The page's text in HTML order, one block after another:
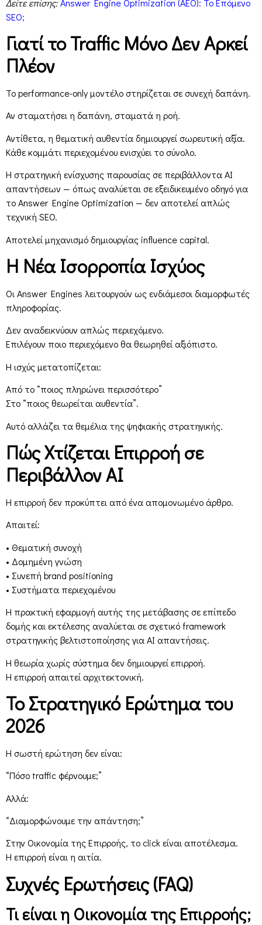
SEO;
Γιατί το Traffic Μόνο Δεν Αρκεί
Πλέον
Το performance-only μοντέλο στηρίζεται σε συνεχή δαπάνη.
Αν σταματήσει η δαπάνη, σταματά η ροή.
Αντίθετα, η θεματική αυθεντία δημιουργεί σωρευτική αξία.
Κάθε κομμάτι περιεχομένου ενισχύει το σύνολο.
Η στρατηγική ενίσχυσης παρουσίας σε περιβάλλοντα AI
απαντήσεων — όπως αναλύεται σε εξειδικευμένο οδηγό για
το Answer Engine Optimization — δεν αποτελεί απλώς
τεχνική SEO.
Αποτελεί μηχανισμό δημιουργίας influence capital.
Η Νέα Ισορροπία Ισχύος
Οι Answer Engines λειτουργούν ως ενδιάμεσοι διαμορφωτές
πληροφορίας.
Δεν αναδεικνύουν απλώς περιεχόμενο.
Επιλέγουν ποιο περιεχόμενο θα θεωρηθεί αξιόπιστο.
Η ισχύς μετατοπίζεται:
Από το “ποιος πληρώνει περισσότερο”
Στο “ποιος θεωρείται αυθεντία”.
Αυτό αλλάζει τα θεμέλια της ψηφιακής στρατηγικής.
Πώς Χτίζεται Επιρροή σε
Περιβάλλον AI
Η επιρροή δεν προκύπτει από ένα απομονωμένο άρθρο.
Απαιτεί:
• Θεματική συνοχή
• Δομημένη γνώση
• Συνεπή brand positioning
• Συστήματα περιεχομένου
Η πρακτική εφαρμογή αυτής της μετάβασης σε επίπεδο
δομής και εκτέλεσης αναλύεται σε σχετικό framework
στρατηγικής βελτιστοποίησης για AI απαντήσεις.
Η θεωρία χωρίς σύστημα δεν δημιουργεί επιρροή.
Η επιρροή απαιτεί αρχιτεκτονική.
Το Στρατηγικό Ερώτημα του
2026
Η σωστή ερώτηση δεν είναι:
“Πόσο traffic φέρνουμε;”
Αλλά:
“Διαμορφώνουμε την απάντηση;”
Στην Οικονομία της Επιρροής, το click είναι αποτέλεσμα.
Η επιρροή είναι η αιτία.
Συχνές Ερωτήσεις (FAQ)
Τι είναι η Οικονομία της Επιρροής;